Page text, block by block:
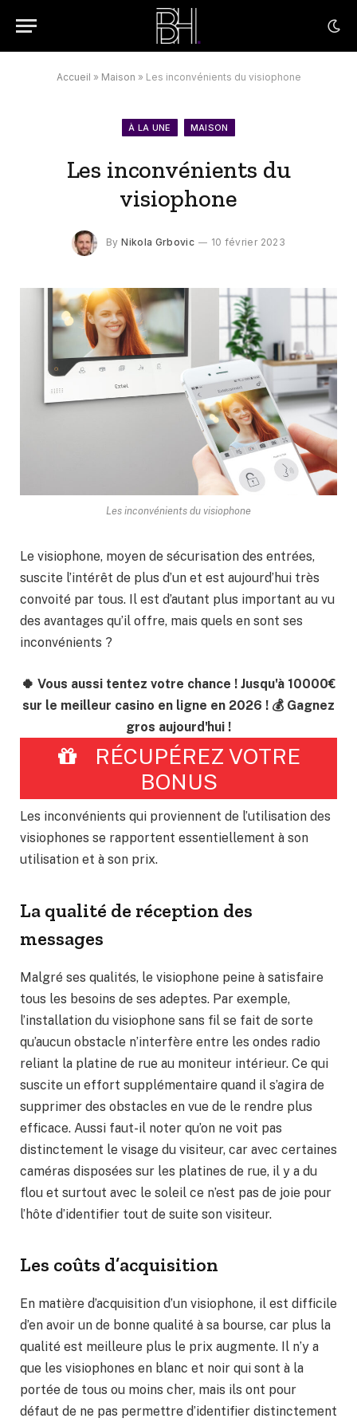
Accueil » Maison » Les inconvénients du visiophone
À LA UNE MAISON
Les inconvénients du
visiophone
By Nikola Grbovic 10 février 2023
Les inconvénients du visiophone
Le visiophone, moyen de sécurisation des entrées,
suscite l’intérêt de plus d’un et est aujourd’hui très
convoité par tous. Il est d’autant plus important au vu
des avantages qu’il offre, mais quels en sont ses
inconvénients ?
🍀 Vous aussi tentez votre chance ! Jusqu'à 10000€
sur le meilleur casino en ligne en 2026 ! 💰 Gagnez
gros aujourd'hui !
RÉCUPÉREZ VOTRE
BONUS
Les inconvénients qui proviennent de l’utilisation des
visiophones se rapportent essentiellement à son
utilisation et à son prix.
La qualité de réception des
messages
Malgré ses qualités, le visiophone peine à satisfaire
tous les besoins de ses adeptes. Par exemple,
l’installation du visiophone sans fil se fait de sorte
qu’aucun obstacle n’interfère entre les ondes radio
reliant la platine de rue au moniteur intérieur. Ce qui
suscite un effort supplémentaire quand il s’agira de
supprimer des obstacles en vue de le rendre plus
efficace. Aussi faut-il noter qu’on ne voit pas
distinctement le visage du visiteur, car avec certaines
caméras disposées sur les platines de rue, il y a du
flou et surtout avec le soleil ce n’est pas de joie pour
l’hôte d’identifier tout de suite son visiteur.
Les coûts d’acquisition
En matière d’acquisition d’un visiophone, il est difficile
d’en avoir un de bonne qualité à sa bourse, car plus la
qualité est meilleure plus le prix augmente. Il n’y a
que les visiophones en blanc et noir qui sont à la
portée de tous ou moins cher, mais ils ont pour
défaut de ne pas permettre d’identifier distinctement